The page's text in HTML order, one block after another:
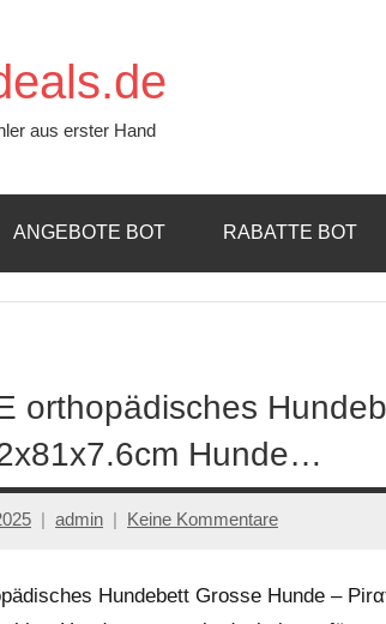
aus erster Hand
ANGEBOTE BOT RABATTE BOT
orthopädisches
Hunde…
admin Keine Kommentare
Hundebett Grosse Hunde –